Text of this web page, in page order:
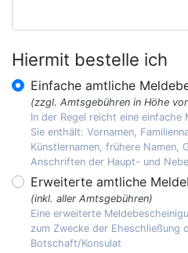
Hiermit bestelle ich
Einfache amtliche
(zzgl. Amtsgebühren in Höhe
In der Regel reicht eine einfache
Sie enthält: Vornamen,
Künstlernamen, frühere Namen,
Anschriften der Haupt- und
Erweiterte amtliche
(inkl. aller Amtsgebühren)
Eine erweiterte
zum Zwecke der Eheschließung
Botschaft/Konsulat